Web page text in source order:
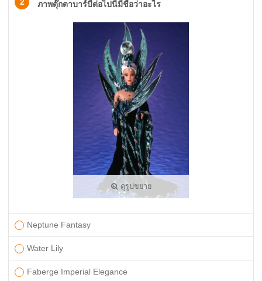
ภาพตุ๊กตาบาร์บี้ต่อไปนี้มีชื่อว่าอะไร
ดูรูปขยาย
Neptune Fantasy
Water Lily
Faberge Imperial Elegance